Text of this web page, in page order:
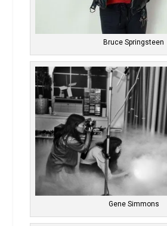
Bruce Springsteen
Gene Simmons